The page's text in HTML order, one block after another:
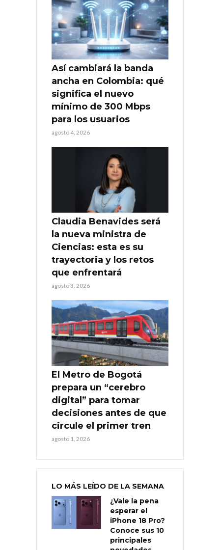
Así cambiará la banda
ancha en Colombia: qué
significa el nuevo
mínimo de 300 Mbps
para los usuarios
agosto 4, 2026
Claudia Benavides será
la nueva ministra de
Ciencias: esta es su
trayectoria y los retos
que enfrentará
agosto 3, 2026
El Metro de Bogotá
prepara un “cerebro
digital” para tomar
decisiones antes de que
circule el primer tren
agosto 1, 2026
LO MÁS LEÍDO DE LA SEMANA
¿Vale la pena
esperar el
iPhone 18 Pro?
Conoce sus 10
principales